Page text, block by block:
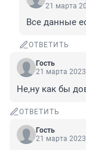
21 марта
Все данные
ОТВЕТИТЬ
Гость
21 марта
Не,ну как бы
ОТВЕТИТЬ
Гость
21 марта